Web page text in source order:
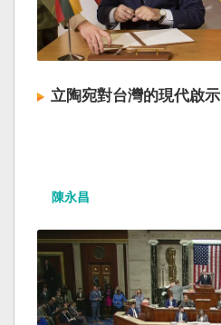
立陶宛對台灣的現代啟示
陳永昌